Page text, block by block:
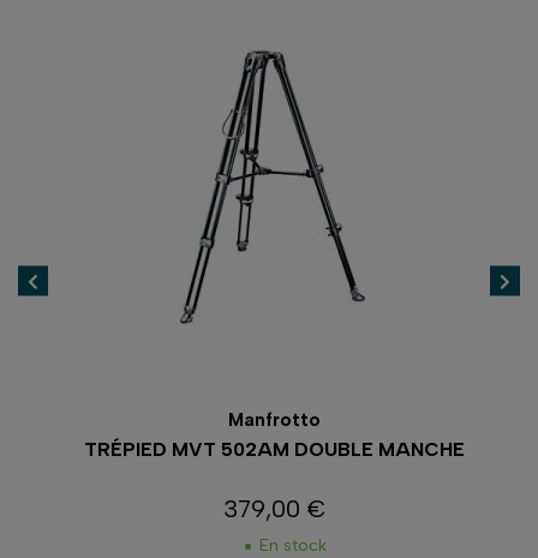
Manfrotto
TRÉPIED MVT 502AM DOUBLE MANCHE
Prix
379,00 €
En stock